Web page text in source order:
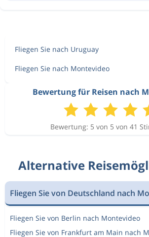
Fliegen Sie nach Uruguay
Fliegen Sie nach Montevideo
Bewertung für Reisen nach
Bewertung: 5 von 5 von 41
Alternative
Fliegen Sie von Deutschland nach
Fliegen Sie von Berlin nach Montevideo
Fliegen Sie von Frankfurt am Main nach